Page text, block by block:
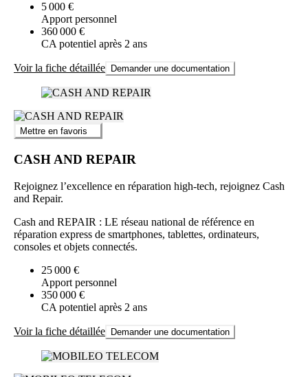
5 000 €
Apport personnel
360 000 €
CA potentiel après 2 ans
Voir la fiche détaillée Demander une documentation
Mettre en favoris
CASH AND REPAIR
Rejoignez l’excellence en réparation high-tech, rejoignez Cash
and Repair.
Cash and REPAIR : LE réseau national de référence en
réparation express de smartphones, tablettes, ordinateurs,
consoles et objets connectés.
25 000 €
Apport personnel
350 000 €
CA potentiel après 2 ans
Voir la fiche détaillée Demander une documentation